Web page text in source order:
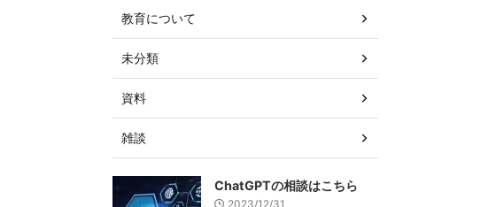
教育について
未分類
資料
雑談
ChatGPTの相談はこちら
2023/12/31